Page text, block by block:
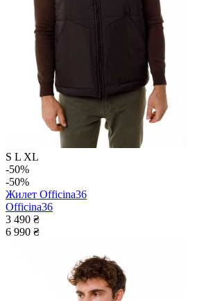
S L XL
-50%
-50%
Жилет Officina36
Officina36
3 490 ₴
6 990 ₴